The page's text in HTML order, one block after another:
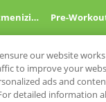
Sürekli Aç Hissetmenizin 8 Nedeni!
Kinoa Nedir, Nasıl Tüketilir?
our website
to improve your
ads and
detailed information